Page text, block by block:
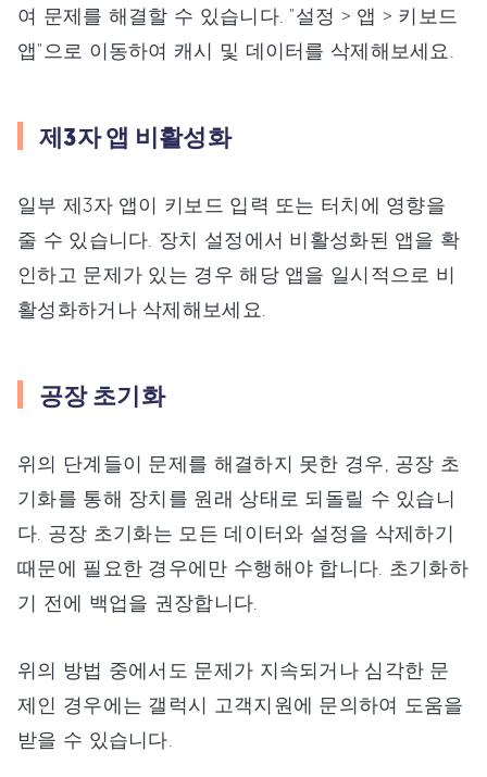
여 문제를 해결할 수 있습니다. "설정 > 앱 > 키보드
앱"으로 이동하여 캐시 및 데이터를 삭제해보세요.
제3자 앱 비활성화
일부 제3자 앱이 키보드 입력 또는 터치에 영향을
줄 수 있습니다. 장치 설정에서 비활성화된 앱을 확
인하고 문제가 있는 경우 해당 앱을 일시적으로 비
활성화하거나 삭제해보세요.
공장 초기화
위의 단계들이 문제를 해결하지 못한 경우, 공장 초
기화를 통해 장치를 원래 상태로 되돌릴 수 있습니
다. 공장 초기화는 모든 데이터와 설정을 삭제하기
때문에 필요한 경우에만 수행해야 합니다. 초기화하
기 전에 백업을 권장합니다.
위의 방법 중에서도 문제가 지속되거나 심각한 문
제인 경우에는 갤럭시 고객지원에 문의하여 도움을
받을 수 있습니다.